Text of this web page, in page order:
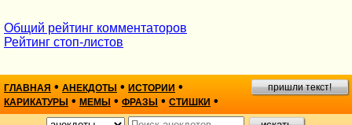
Общий рейтинг комментаторов
Рейтинг стоп-листов
ГЛАВНАЯ • АНЕКДОТЫ • ИСТОРИИ •
КАРИКАТУРЫ • МЕМЫ • ФРАЗЫ • СТИШКИ •
пришли текст!